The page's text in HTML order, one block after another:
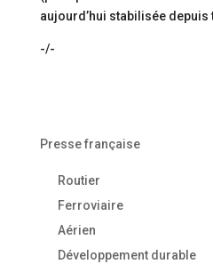
aujourd’hui stabilisée depuis
-/-
Presse française
Routier
Ferroviaire
Aérien
Développement durable